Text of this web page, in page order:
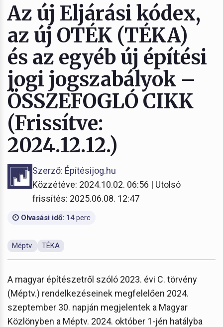
Az új Eljárási kódex,
az új OTÉK (TÉKA)
és az egyéb új építési
jogi jogszabályok –
ÖSSZEFOGLÓ CIKK
(Frissítve:
2024.12.12.)
Szerző: Építésijog.hu
Közzétéve: 2024.10.02. 06:56 | Utolsó
frissítés: 2025.06.08. 12:47
Olvasási idő: 14 perc
Méptv. TÉKA
A magyar építészetről szóló 2023. évi C. törvény
(Méptv.) rendelkezéseinek megfelelően 2024.
szeptember 30. napján megjelentek a Magyar
Közlönyben a Méptv. 2024. október 1-jén hatályba